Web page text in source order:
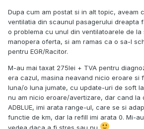
Dupa cum am postat si in alt topic, aveam
ventilatia din scaunul pasagerului dreapta
o problema cu unul din ventilatoarele de la
manopera oferta, si am ramas ca o sa-l
pentru EGR/Racitor.
M-au mai taxat 275lei + TVA pentru
era cazul, masina neavand nicio eroare si
luna/o luna jumate, cu update-uri de soft
nu am nicio eroare/avertizare, dar cand la
ADBLUE, imi arata range-ul, care se si
functie de km, dar la refill imi arata 0. Mi-